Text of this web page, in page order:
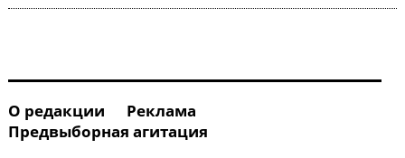
О редакции
Реклама
Предвыборная агитация